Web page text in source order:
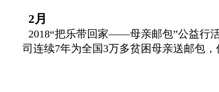
2月
2018“把乐带回家——母亲邮包”公益行
司连续7年为全国3万多贫困母亲送邮包